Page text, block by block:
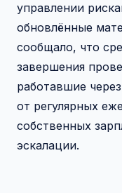
управлении
обновлённые
сообщало, что
завершения
работавшие
от регулярных
собственных
эскалации.